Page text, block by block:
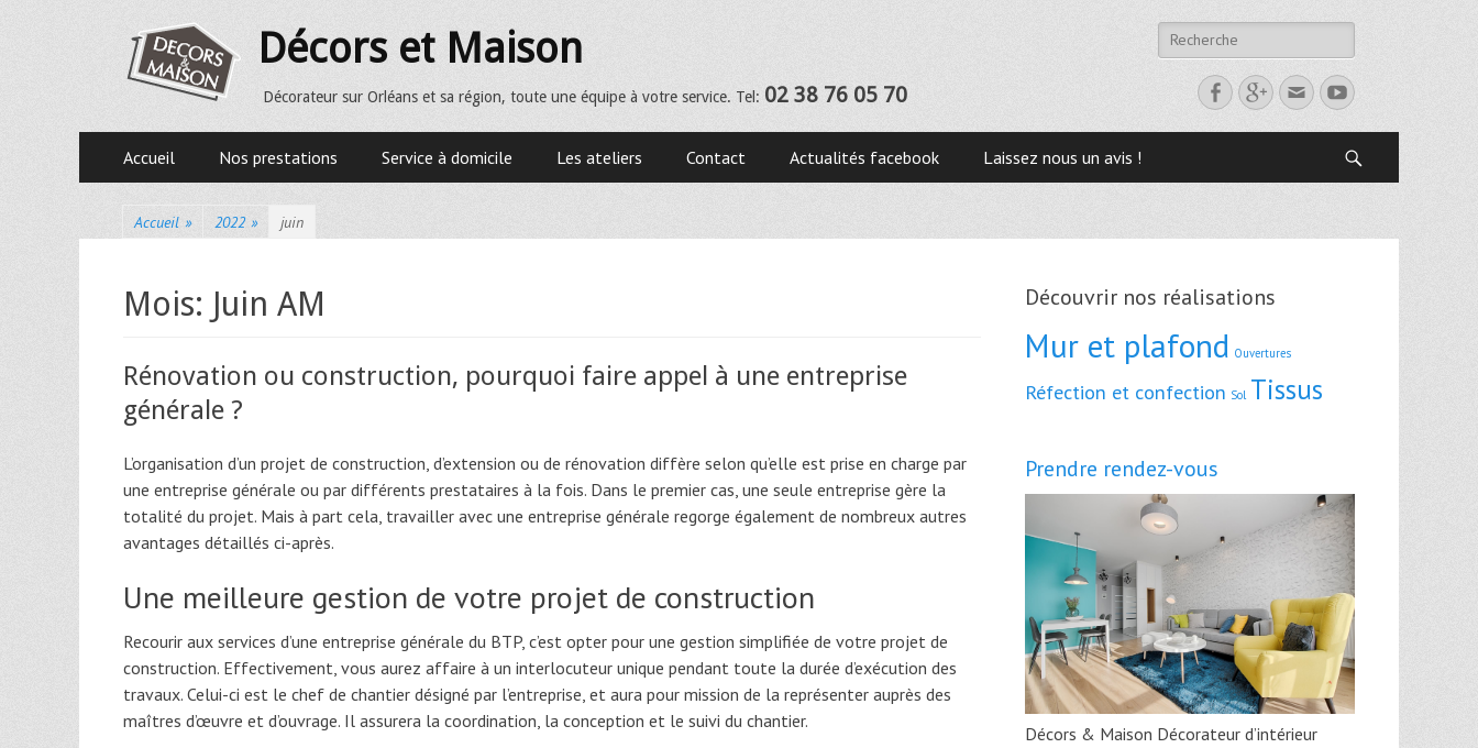
Décors et Maison
Décorateur sur Orléans et sa région, toute une équipe à votre service. Tel: 02 38 76 05 70
Premier menu
Accueil Nos prestations Service à domicile Les ateliers Contact Actualités facebook Laissez nous un avis !
Accueil » 2022 » juin
Mois: Juin AM
Rénovation ou construction, pourquoi faire appel à une entreprise
générale ?
L’organisation d’un projet de construction, d’extension ou de rénovation diffère selon qu’elle est prise en charge par
une entreprise générale ou par différents prestataires à la fois. Dans le premier cas, une seule entreprise gère la
totalité du projet. Mais à part cela, travailler avec une entreprise générale regorge également de nombreux autres
avantages détaillés ci-après.
Une meilleure gestion de votre projet de construction
Recourir aux services d’une entreprise générale du BTP, c’est opter pour une gestion simplifiée de votre projet de
construction. Effectivement, vous aurez affaire à un interlocuteur unique pendant toute la durée d’exécution des
travaux. Celui-ci est le chef de chantier désigné par l’entreprise, et aura pour mission de la représenter auprès des
maîtres d’œuvre et d’ouvrage. Il assurera la coordination, la conception et le suivi du chantier.
Découvrir nos réalisations
Mur et plafond Ouvertures
Réfection et confection Sol Tissus
Prendre rendez-vous
Décors & Maison Décorateur d’intérieur